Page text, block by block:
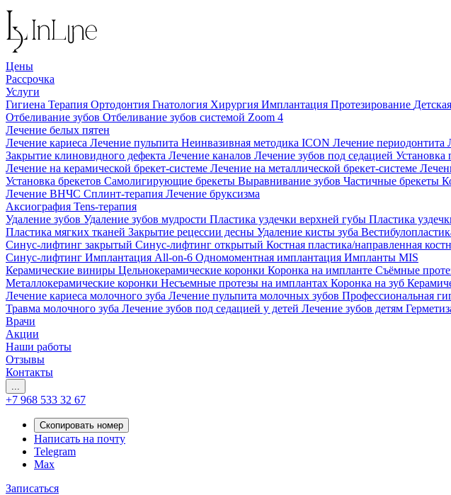
Цены
Рассрочка
Услуги
Гигиена Терапия Ортодонтия Гнатология Хирургия Имплантация Протезирование
Отбеливание зубов Отбеливание зубов системой Zoom 4
Лечение белых пятен
Лечение кариеса Лечение пульпита Неинвазивная методика ICON Лечение периодонтита
Закрытие клиновидного дефекта Лечение каналов Лечение зубов под седацией
Лечение на керамической брекет-системе Лечение на металлической брекет-системе
Установка брекетов Самолигирующие брекеты Выравнивание зубов Частичные брекеты
Лечение ВНЧС Сплинт-терапия Лечение бруксизма
Аксиография Tens-терапия
Удаление зубов Удаление зубов мудрости Пластика уздечки верхней губы Пластика
Пластика мягких тканей Закрытие рецессии десны Удаление кисты зуба
Синус-лифтинг закрытый Синус-лифтинг открытый Костная пластика/направленная
Синус-лифтинг Имплантация All-on-6 Одномоментная имплантация Импланты MIS
Керамические виниры Цельнокерамические коронки Коронка на импланте Съёмные
Металлокерамические коронки Несъемные протезы на имплантах Коронка на зуб
Лечение кариеса молочного зуба Лечение пульпита молочных зубов Профессиональная
Травма молочного зуба Лечение зубов под седацией у детей Лечение зубов детям
Врачи
Акции
Наши работы
Отзывы
Контакты
...
+7 968 533 32 67
Скопировать номер
Написать на почту
Telegram
Max
Записаться